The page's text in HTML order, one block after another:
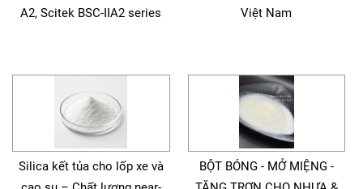
A2, Scitek BSC-IIA2 series
Việt Nam
Silica kết tủa cho lốp xe và
BỘT BÓNG - MỞ MIỆNG -